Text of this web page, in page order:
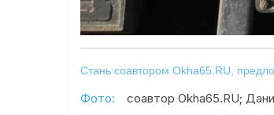
Стань соавтором Okha65.RU,
Фото: соавтор Okha65.RU;